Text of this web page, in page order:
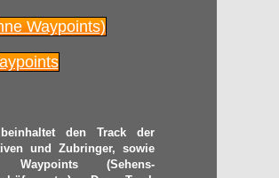
Waypoints)
beinhaltet den Track der
und Zubringer, sowie
(Sehens-